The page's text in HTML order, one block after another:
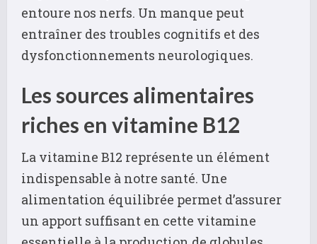
entoure nos nerfs. Un manque peut
entraîner des troubles cognitifs et des
dysfonctionnements neurologiques.
Les sources alimentaires
riches en vitamine B12
La vitamine B12 représente un élément
indispensable à notre santé. Une
alimentation équilibrée permet d’assurer
un apport suffisant en cette vitamine